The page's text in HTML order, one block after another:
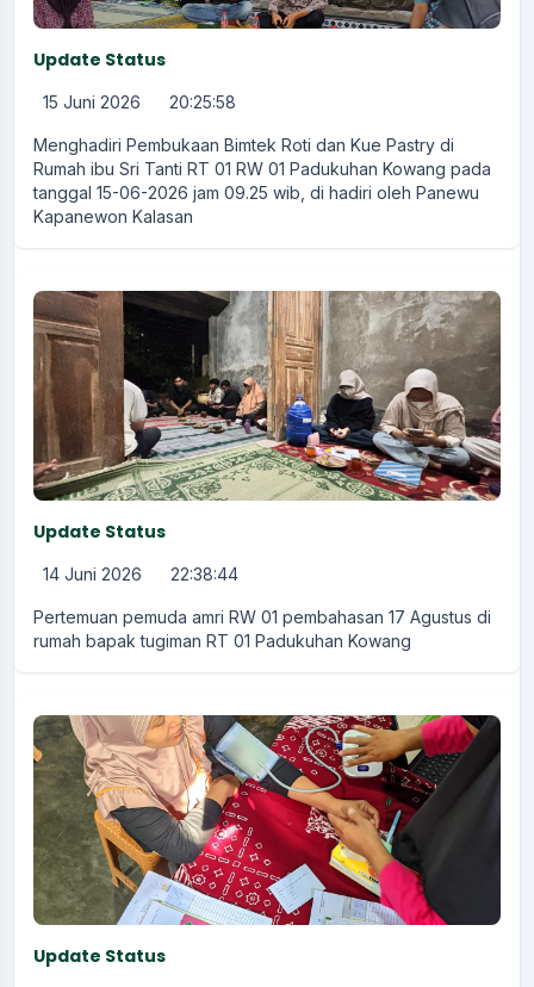
Update Status
15 Juni 2026 20:25:58
Menghadiri Pembukaan Bimtek Roti dan Kue Pastry di
Rumah ibu Sri Tanti RT 01 RW 01 Padukuhan Kowang pada
tanggal 15-06-2026 jam 09.25 wib, di hadiri oleh Panewu
Kapanewon Kalasan
Update Status
14 Juni 2026 22:38:44
Pertemuan pemuda amri RW 01 pembahasan 17 Agustus di
rumah bapak tugiman RT 01 Padukuhan Kowang
Update Status